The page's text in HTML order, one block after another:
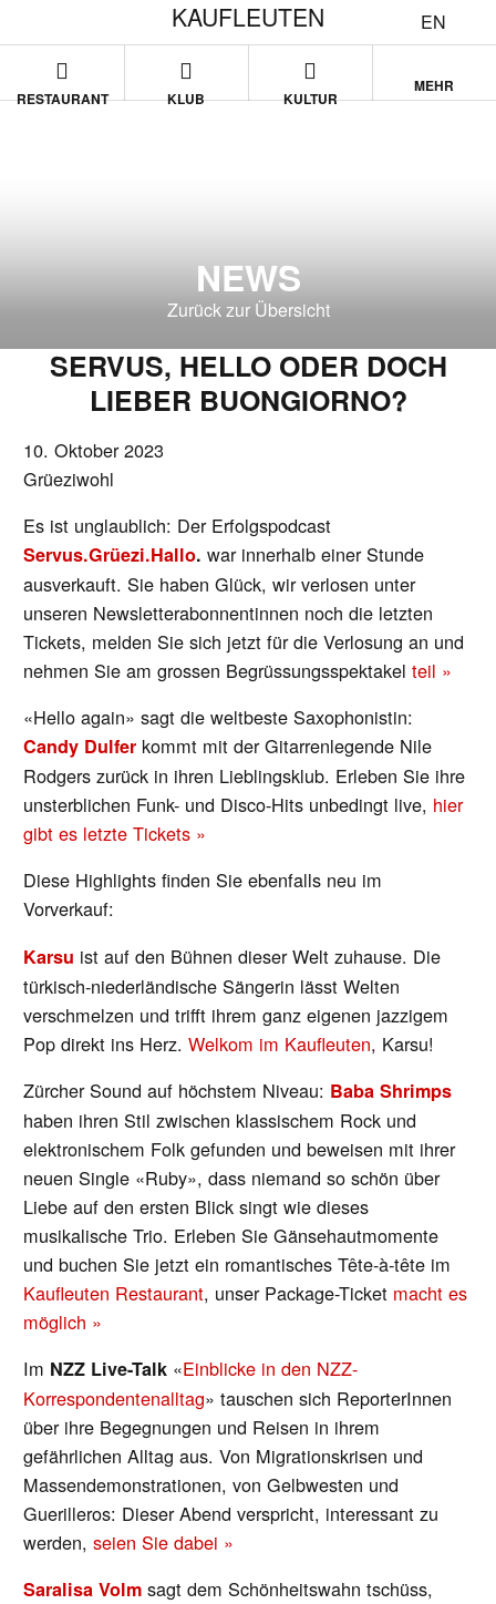
EN
KAUFLEUTEN
RESTAURANT KLUB KULTUR
MEHR
NEWS
Zurück zur Übersicht
SERVUS, HELLO ODER DOCH
LIEBER BUONGIORNO?
10. Oktober 2023
Grüeziwohl
Es ist unglaublich: Der Erfolgspodcast
Servus.Grüezi.Hallo. war innerhalb einer Stunde
ausverkauft. Sie haben Glück, wir verlosen unter
unseren Newsletterabonnentinnen noch die letzten
Tickets, melden Sie sich jetzt für die Verlosung an und
nehmen Sie am grossen Begrüssungsspektakelteil »
«Hello again» sagt die weltbeste Saxophonistin:
Candy Dulfer kommt mit der Gitarrenlegende Nile
Rodgers zurück in ihren Lieblingsklub. Erleben Sie ihre
unsterblichen Funk- und Disco-Hits unbedingt live, hier
gibt es letzte Tickets »
Diese Highlights finden Sie ebenfalls neu im
Vorverkauf:
Karsu ist auf den Bühnen dieser Welt zuhause. Die
türkisch-niederländische Sängerin lässt Welten
verschmelzen und trifft ihrem ganz eigenen jazzigem
Pop direkt ins Herz.Welkom im Kaufleuten, Karsu!
Zürcher Sound auf höchstem Niveau: Baba Shrimps
haben ihren Stil zwischen klassischem Rock und
elektronischem Folk gefunden und beweisen mit ihrer
neuen Single «Ruby», dass niemand so schön über
Liebe auf den ersten Blick singt wie dieses
musikalische Trio. Erleben Sie Gänsehautmomente
und buchen Sie jetzt ein romantisches Tête-à-tête im
Kaufleuten Restaurant, unser Package-Ticket macht es
möglich »
Im NZZ Live-Talk «Einblicke in den NZZ-
Korrespondentenalltag» tauschen sich ReporterInnen
über ihre Begegnungen und Reisen in ihrem
gefährlichen Alltag aus. Von Migrationskrisen und
Massendemonstrationen, von Gelbwesten und
Guerilleros: Dieser Abend verspricht, interessant zu
werden,seien Sie dabei »
Saralisa Volm sagt dem Schönheitswahn tschüss,